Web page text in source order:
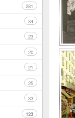
281
34
23
20
21
25
33
123